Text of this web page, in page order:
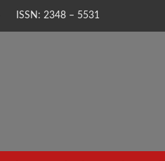
ISSN: 2348 – 5531